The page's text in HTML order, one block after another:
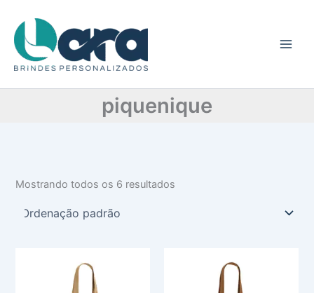
para
conteúdo
piquenique
t
e
r
Mostrando todos os 6 resultados